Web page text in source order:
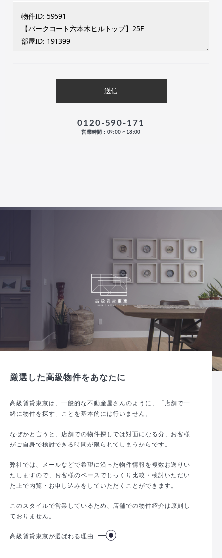
0120-590-171
営業時間：09:00 ~ 18:00
厳選した高級物件をあなたに
高級賃貸東京は、一般的な不動産屋さんのように、「店舗で一
緒に物件を探す」ことを基本的には行いません。
なぜかと言うと、店舗での物件探しでは対面になる分、お客様
がご自身で検討できる時間が限られてしまうからです。
弊社では、メールなどで希望に沿った物件情報を複数お送りい
たしますので、お客様のペースでじっくり比較・検討いただい
た上で内覧・お申し込みをしていただくことができます。
このスタイルで営業しているため、店舗での物件紹介は原則し
ておりません。
高級賃貸東京が選ばれる理由